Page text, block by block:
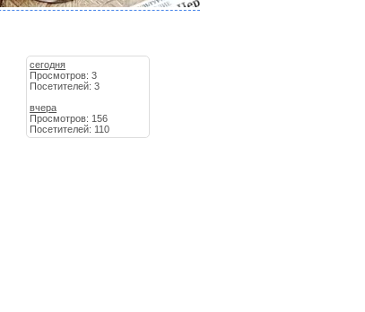
сегодня
Просмотров: 3
Посетителей: 3
вчера
Просмотров: 156
Посетителей: 110